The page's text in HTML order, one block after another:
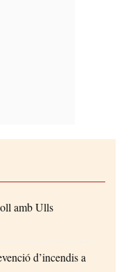
amb Ulls
d’incendis a